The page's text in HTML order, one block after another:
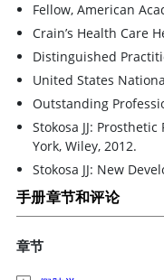
Fellow, American
Crain’s Health Care
Distinguished
United States
Outstanding
Stokosa JJ:
York, Wiley, 2012.
Stokosa JJ: New
手册章节和评论
章节